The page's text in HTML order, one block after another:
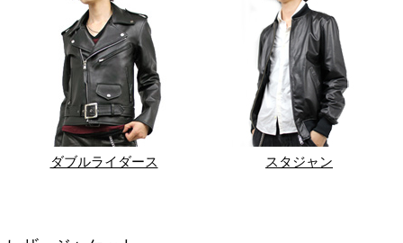
ダブルライダース スタジャン